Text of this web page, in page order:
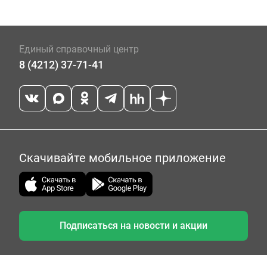
Единый справочный центр
8 (4212) 37-71-41
Скачивайте мобильное приложение
Подписаться на новости и акции